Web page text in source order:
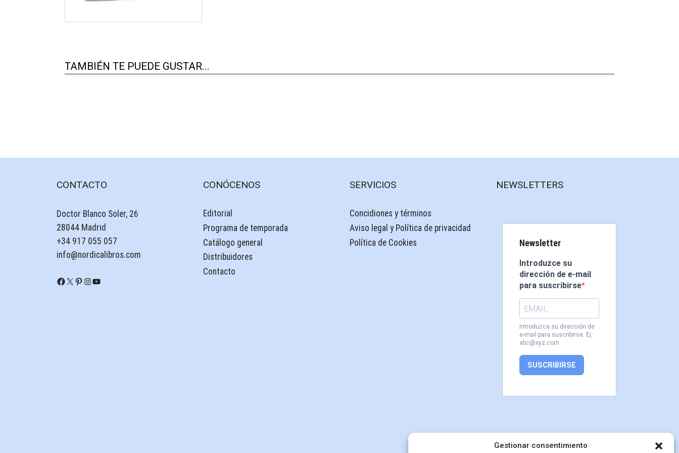
Gestionar consentimiento
TAMBIÉN TE PUEDE GUSTAR...
CONTACTO
Doctor Blanco Soler, 26
28044 Madrid
+34 917 055 057
info@nordicalibros.com
Facebook
X Pinterest
Instagram
YouTube
CONÓCENOS
Editorial
Programa de temporada
Catálogo general
Distribuidores
Contacto
SERVICIOS
Concidiones y términos
Aviso legal y Política de privacidad
Política de Cookies
NEWSLETTERS
Newsletter
Introduzce su
dirección de e-mail
para suscribirse
Introduzca su dirección de
e-mail para suscribirse. Ej.:
abc@xyz.com
SUSCRIBIRSE